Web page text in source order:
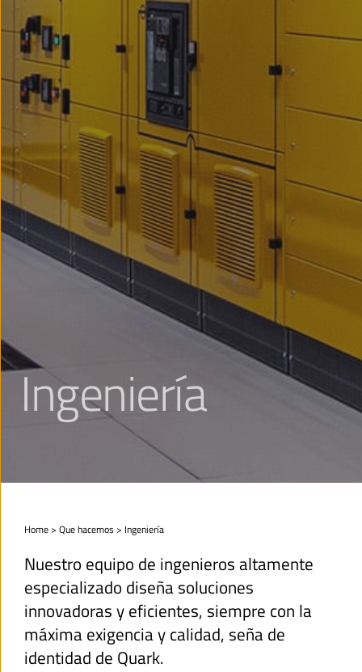
Ingeniería
Home > Que hacemos > Ingeniería
Nuestro equipo de ingenieros altamente
especializado diseña soluciones
innovadoras y eficientes, siempre con la
máxima exigencia y calidad, seña de
identidad de Quark.